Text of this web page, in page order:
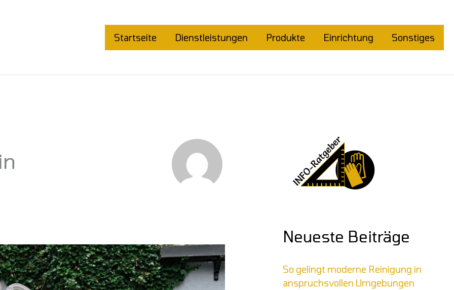
Startseite Dienstleistungen Produkte Einrichtung Sonstiges
Neueste Beiträge
So gelingt moderne Reinigung in
anspruchsvollen Umgebungen